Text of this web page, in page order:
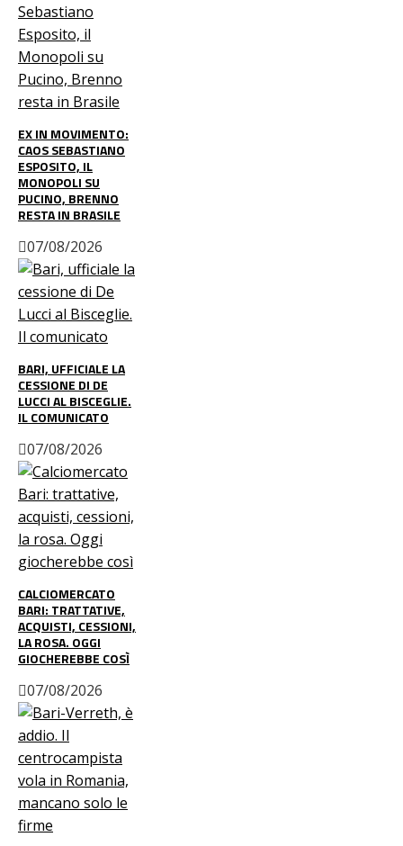
EX IN MOVIMENTO:
CAOS SEBASTIANO
ESPOSITO, IL
MONOPOLI SU
PUCINO, BRENNO
RESTA IN BRASILE
07/08/2026
BARI, UFFICIALE LA
CESSIONE DI DE
LUCCI AL BISCEGLIE.
IL COMUNICATO
07/08/2026
CALCIOMERCATO
BARI: TRATTATIVE,
ACQUISTI, CESSIONI,
LA ROSA. OGGI
GIOCHEREBBE COSÌ
07/08/2026